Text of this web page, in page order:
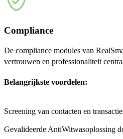
Compliance
De compliance modules van
vertrouwen en professionaliteit
Belangrijkste voordelen:
Screening van contacten en
Gevalideerde AntiWitwasoplossing